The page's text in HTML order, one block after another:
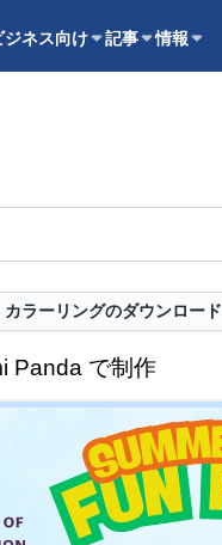
ジネス向け 記事 情報
カラーリングのダウンロード
Panda で制作